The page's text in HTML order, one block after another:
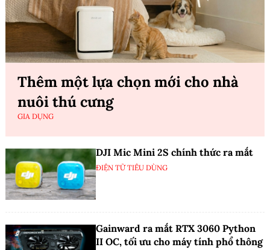
Thêm một lựa chọn mới cho nhà
nuôi thú cưng
GIA DỤNG
DJI Mic Mini 2S chính thức ra mắt
ĐIỆN TỬ TIÊU DÙNG
Gainward ra mắt RTX 3060 Python
II OC, tối ưu cho máy tính phổ thông